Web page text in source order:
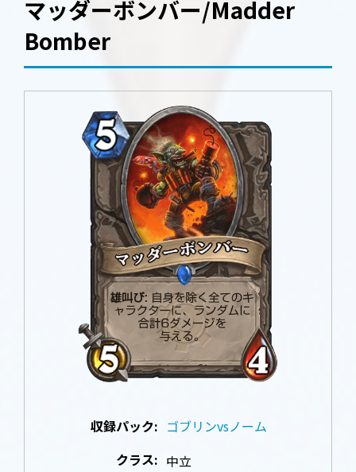
マッダーボンバー/Madder
Bomber
収録パック: ゴブリンvsノーム
クラス: 中立